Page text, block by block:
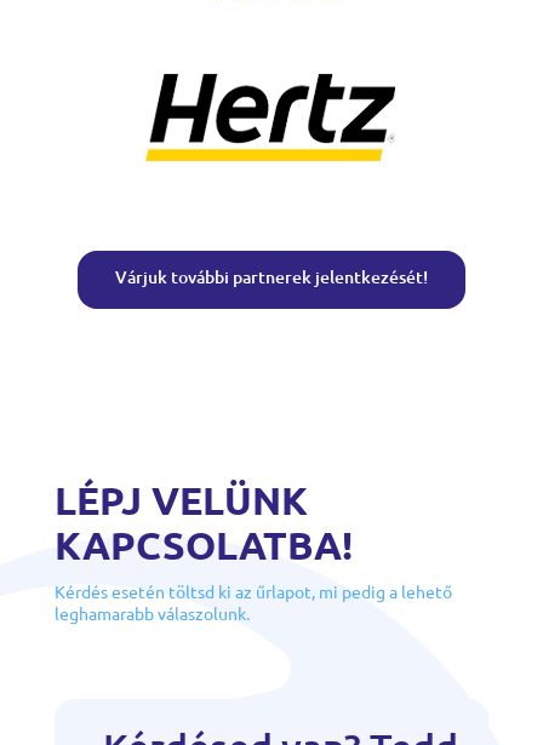
Várjuk további partnerek jelentkezését!
LÉPJ VELÜNK
KAPCSOLATBA!
Kérdés esetén töltsd ki az űrlapot, mi pedig a lehető
leghamarabb válaszolunk.